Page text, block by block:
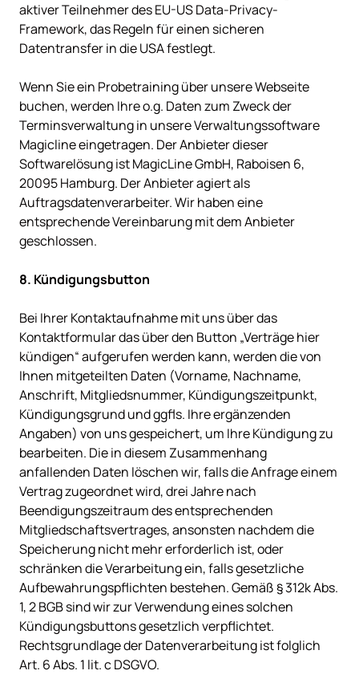
aktiver Teilnehmer des EU-US Data-Privacy-
Framework, das Regeln für einen sicheren
Datentransfer in die USA festlegt.
Wenn Sie ein Probetraining über unsere Webseite
buchen, werden Ihre o.g. Daten zum Zweck der
Terminsverwaltung in unsere Verwaltungssoftware
Magicline eingetragen. Der Anbieter dieser
Softwarelösung ist MagicLine GmbH, Raboisen 6,
20095 Hamburg. Der Anbieter agiert als
Auftragsdatenverarbeiter. Wir haben eine
entsprechende Vereinbarung mit dem Anbieter
geschlossen.
Bei Ihrer Kontaktaufnahme mit uns über das
Kontaktformular das über den Button „Verträge hier
kündigen“ aufgerufen werden kann, werden die von
Ihnen mitgeteilten Daten (Vorname, Nachname,
Anschrift, Mitgliedsnummer, Kündigungszeitpunkt,
Kündigungsgrund und ggfls. Ihre ergänzenden
Angaben) von uns gespeichert, um Ihre Kündigung zu
bearbeiten. Die in diesem Zusammenhang
anfallenden Daten löschen wir, falls die Anfrage einem
Vertrag zugeordnet wird, drei Jahre nach
Beendigungszeitraum des entsprechenden
Mitgliedschaftsvertrages, ansonsten nachdem die
Speicherung nicht mehr erforderlich ist, oder
schränken die Verarbeitung ein, falls gesetzliche
Aufbewahrungspflichten bestehen. Gemäß § 312k Abs.
1, 2 BGB sind wir zur Verwendung eines solchen
Kündigungsbuttons gesetzlich verpflichtet.
Rechtsgrundlage der Datenverarbeitung ist folglich
Art. 6 Abs. 1 lit. c DSGVO.